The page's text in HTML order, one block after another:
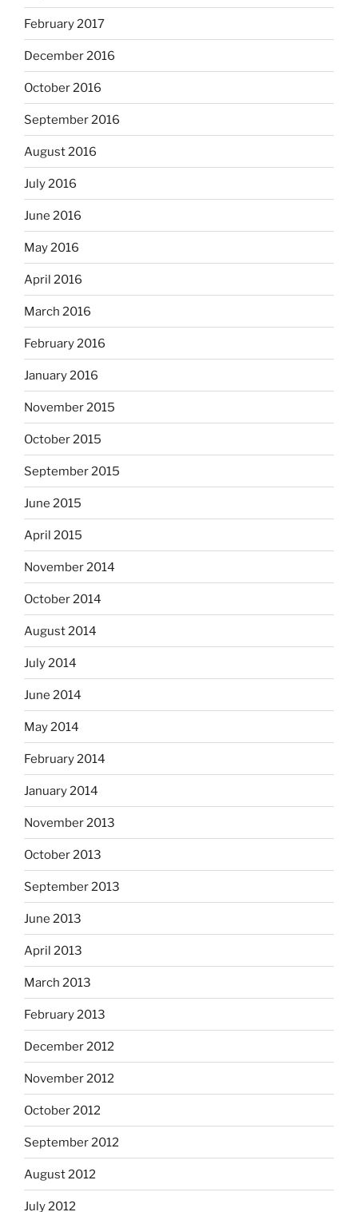
February 2017
December 2016
October 2016
September 2016
August 2016
July 2016
June 2016
May 2016
April 2016
March 2016
February 2016
January 2016
November 2015
October 2015
September 2015
June 2015
April 2015
November 2014
October 2014
August 2014
July 2014
June 2014
May 2014
February 2014
January 2014
November 2013
October 2013
September 2013
June 2013
April 2013
March 2013
February 2013
December 2012
November 2012
October 2012
September 2012
August 2012
July 2012